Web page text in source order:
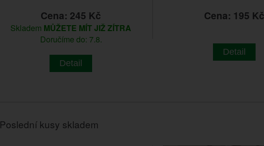
Cena: 245 Kč
Skladem MŮŽETE MÍT JIŽ ZÍTRA
Doručíme do: 7.8.
Detail
Cena: 195 Kč
Detail
Poslední kusy skladem